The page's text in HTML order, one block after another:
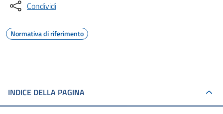
Condividi
Normativa di riferimento
INDICE DELLA PAGINA